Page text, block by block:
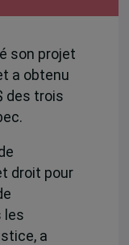
son projet
a obtenu
des trois
droit pour
les
a